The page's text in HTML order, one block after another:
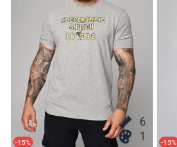
-15%
6
1
-15%